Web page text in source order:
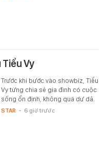
Tiểu Vy
Trước khi bước vào showbiz, Tiểu
Vy từng chia sẻ gia đình có cuộc
sống ổn định, không quá dư dả.
STAR - 6 giờ trước